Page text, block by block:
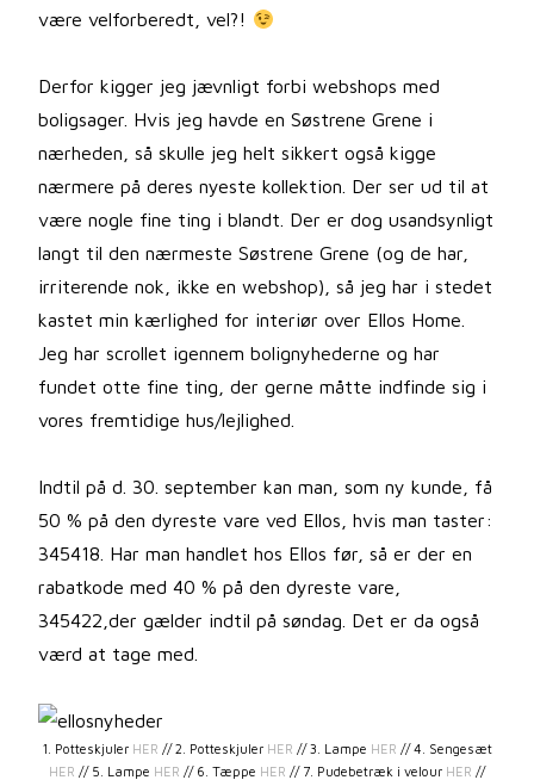
være velforberedt, vel?!
Derfor kigger jeg jævnligt forbi webshops med
boligsager. Hvis jeg havde en Søstrene Grene i
nærheden, så skulle jeg helt sikkert også kigge
nærmere på deres nyeste kollektion. Der ser ud til at
være nogle fine ting i blandt. Der er dog usandsynligt
langt til den nærmeste Søstrene Grene (og de har,
irriterende nok, ikke en webshop), så jeg har i stedet
kastet min kærlighed for interiør over Ellos Home.
Jeg har scrollet igennem bolignyhederne og har
fundet otte fine ting, der gerne måtte indfinde sig i
vores fremtidige hus/lejlighed.
Indtil på d. 30. september kan man, som ny kunde, få
50 % på den dyreste vare ved Ellos, hvis man taster:
345418. Har man handlet hos Ellos før, så er der en
rabatkode med 40 % på den dyreste vare,
345422,der gælder indtil på søndag. Det er da også
værd at tage med.
1. Potteskjuler HER // 2. Potteskjuler HER // 3. Lampe HER // 4. Sengesæt
HER // 5. Lampe HER // 6. Tæppe HER // 7. Pudebetræk i velour HER //